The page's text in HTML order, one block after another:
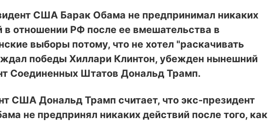
США Барак Обама не предпринимал никаких
в отношении РФ после ее вмешательства в
выборы потому, что не хотел "раскачивать
победы Хиллари Клинтон, убежден нынешний
Соединенных Штатов Дональд Трамп.
США Дональд Трамп считает, что экс-президент
не предпринял никаких действий после того, как